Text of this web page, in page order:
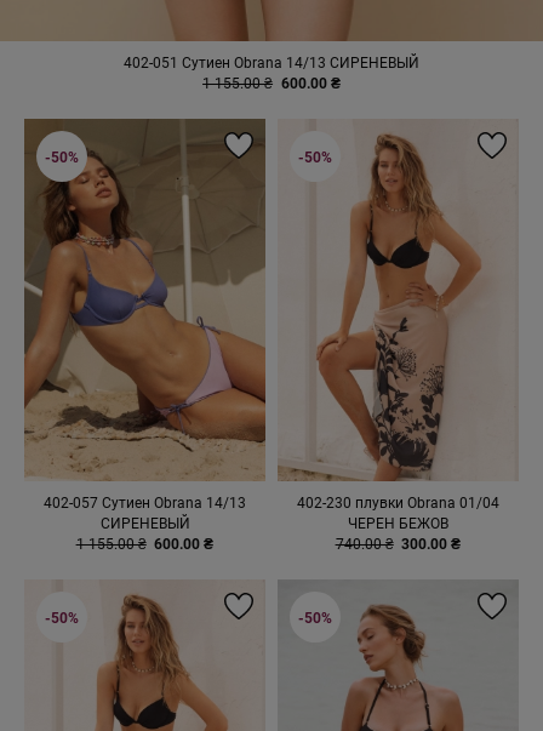
402-051 Сутиен Obrana 14/13 СИРЕНЕВЫЙ
1 155.00 ₴ 600.00 ₴
402-057 Сутиен Obrana 14/13
СИРЕНЕВЫЙ
1 155.00 ₴ 600.00 ₴
-50%
402-230 плувки Obrana 01/04
ЧЕРЕН БЕЖОВ
740.00 ₴ 300.00 ₴
-50%
-50% -50%